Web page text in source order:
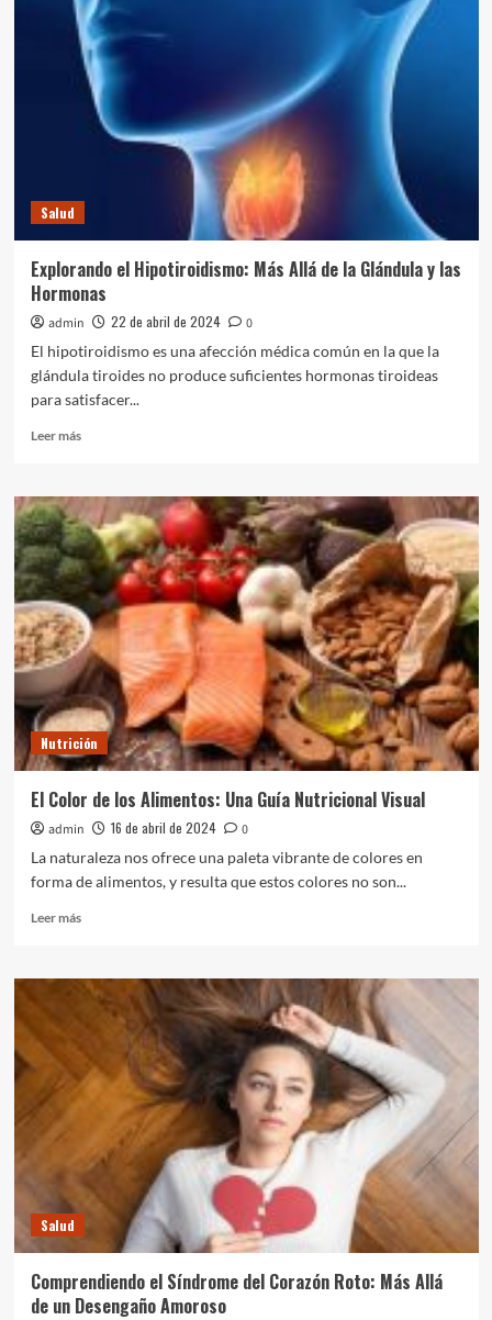
DIU:
Eficacia,
Beneficios
y
Consideraciones
sobre
Salud
Explorando el Hipotiroidismo: Más Allá de la Glándula y las
Hormonas
admin 22 de abril de 2024
0
El hipotiroidismo es una afección médica común en la que la
glándula tiroides no produce suficientes hormonas tiroideas
para satisfacer...
Leer másLeer
Explorando
el
Hipotiroidismo:
Más
Allá
de
la
Glándula
y
las
Hormonas
Nutrición
El Color de los Alimentos: Una Guía Nutricional Visual
admin 16 de abril de 2024
0
La naturaleza nos ofrece una paleta vibrante de colores en
forma de alimentos, y resulta que estos colores no son...
Leer másLeer
El
Color
Alimentos:
Una
Nutricional
Salud
Comprendiendo el Síndrome del Corazón Roto: Más Allá
de un Desengaño Amoroso